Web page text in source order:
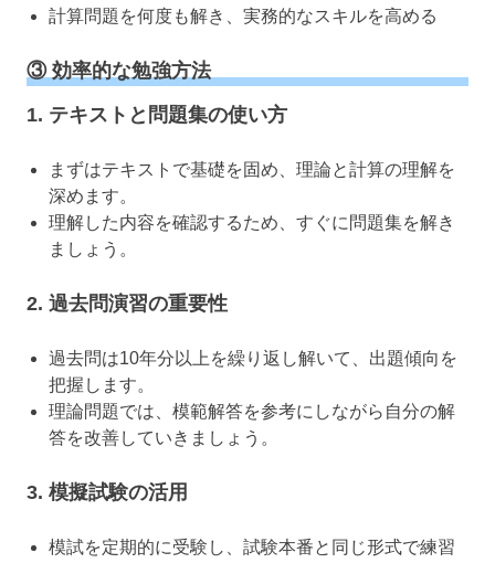
計算問題を何度も解き、実務的なスキルを高める
③ 効率的な勉強方法
1. テキストと問題集の使い方
まずはテキストで基礎を固め、理論と計算の理解を
深めます。
理解した内容を確認するため、すぐに問題集を解き
ましょう。
2. 過去問演習の重要性
過去問は10年分以上を繰り返し解いて、出題傾向を
把握します。
理論問題では、模範解答を参考にしながら自分の解
答を改善していきましょう。
3. 模擬試験の活用
模試を定期的に受験し、試験本番と同じ形式で練習